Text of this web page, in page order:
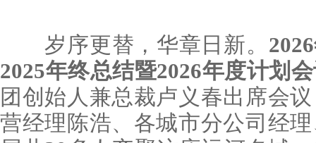
岁序更替，华章日新。
2025年终总结暨2026年度计划
团创始人兼总裁卢义春出席会
营经理陈浩、各城市分公司经